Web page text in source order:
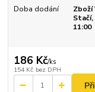
Doba dodání
Zboží
11:00
186 Kč/ks
154 Kč bez DPH